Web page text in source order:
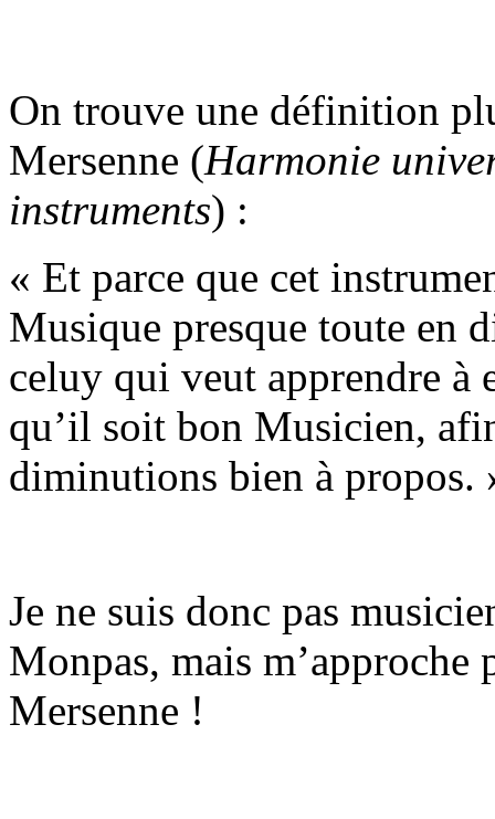
On trouve une définition
Mersenne (Harmonie
instruments) :
« Et parce que cet
Musique presque toute en
celuy qui veut apprendre à
qu’il soit bon Musicien,
diminutions bien à propos.
Je ne suis donc pas
Monpas, mais m’approche
Mersenne !